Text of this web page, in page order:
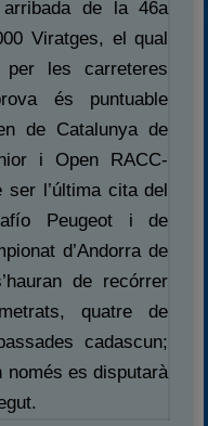
de la 46a
Viratges, el qual
per les carreteres
és puntuable
de Catalunya de
i Open RACC-
l’última cita del
Peugeot i de
d’Andorra de
de recórrer
quatre de
cadascun;
només es disputarà